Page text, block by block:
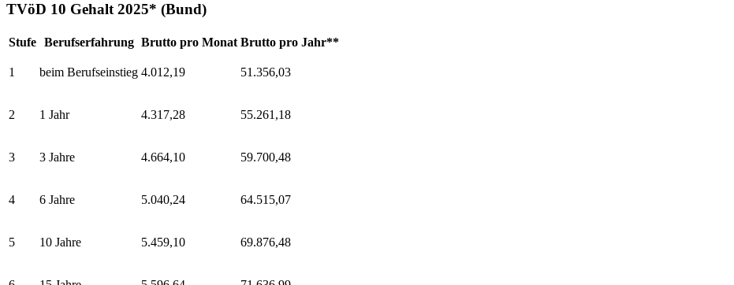
TVöD 10 Gehalt 2025* (Bund)
Stufe Berufserfahrung Brutto pro Monat Brutto pro Jahr**
1 beim Berufseinstieg 4.012,19 51.356,03
2 1 Jahr 4.317,28 55.261,18
3 3 Jahre 4.664,10 59.700,48
4 6 Jahre 5.040,24 64.515,07
5 10 Jahre 5.459,10 69.876,48